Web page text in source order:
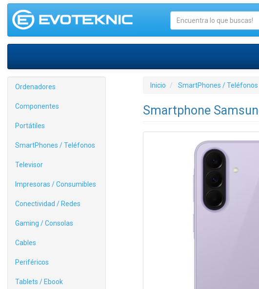
Ordenadores
Componentes
Portátiles
SmartPhones / Teléfonos
Televisor
Impresoras / Consumibles
Conectividad / Redes
Gaming / Consolas
Cables
Periféricos
Tablets / Ebook
Inicio SmartPhones / Teléfonos
Smartphone